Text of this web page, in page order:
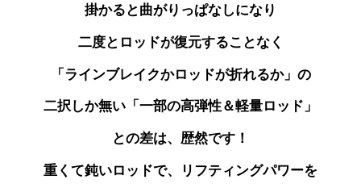
掛かると曲がりっぱなしになり
二度とロッドが復元することなく
「ラインブレイクかロッドが折れるか」の
二択しか無い「一部の高弾性＆軽量ロッド」
との差は、歴然です！
重くて鈍いロッドで、リフティングパワーを